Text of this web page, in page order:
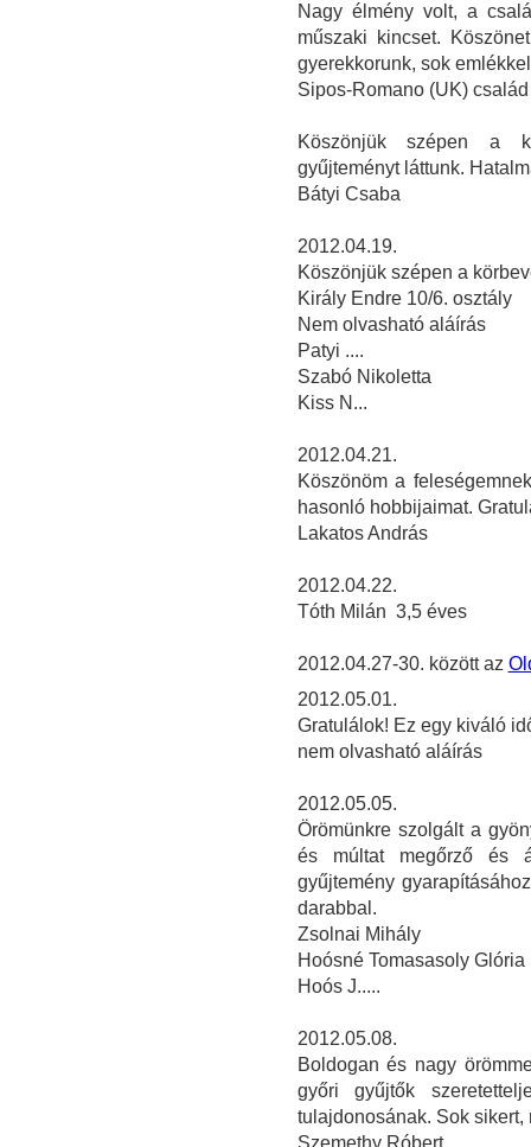
Nagy élmény volt, a
műszaki kincset.
gyerekkorunk, sok
Sipos-Romano (UK) család
Köszönjük szépen a
gyűjteményt láttunk.
Bátyi Csaba
2012.04.19.
Köszönjük szépen a
Király Endre 10/6. osztály
Nem olvasható aláírás
Patyi ....
Szabó Nikoletta
Kiss N...
2012.04.21.
Köszönöm a
hasonló hobbijaimat.
Lakatos András
2012.04.22.
Tóth Milán 3,5 éves
2012.04.27-30. között az
2012.05.01.
Gratulálok! Ez egy kiváló
nem olvasható aláírás
2012.05.05.
Örömünkre szolgált a
és múltat megőrző és
gyűjtemény
darabbal.
Zsolnai Mihály
Hoósné Tomasasoly Glória
Hoós J.....
2012.05.08.
Boldogan és nagy
győri gyűjtők
tulajdonosának. Sok